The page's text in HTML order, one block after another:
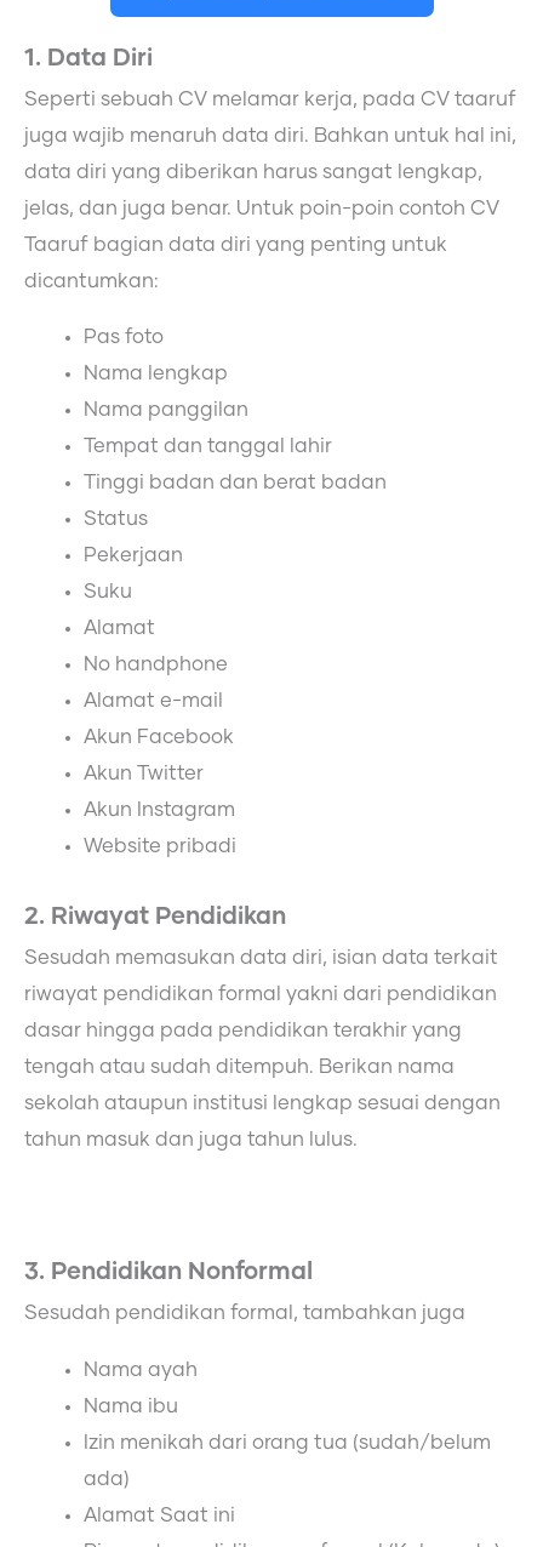
1. Data Diri
Seperti sebuah CV melamar kerja, pada CV taaruf
juga wajib menaruh data diri. Bahkan untuk hal ini,
data diri yang diberikan harus sangat lengkap,
jelas, dan juga benar. Untuk poin-poin contoh CV
Taaruf bagian data diri yang penting untuk
dicantumkan:
Pas foto
Nama lengkap
Nama panggilan
Tempat dan tanggal lahir
Tinggi badan dan berat badan
Status
Pekerjaan
Suku
Alamat
No handphone
Alamat e-mail
Akun Facebook
Akun Twitter
Akun Instagram
Website pribadi
2. Riwayat Pendidikan
Sesudah memasukan data diri, isian data terkait
riwayat pendidikan formal yakni dari pendidikan
dasar hingga pada pendidikan terakhir yang
tengah atau sudah ditempuh. Berikan nama
sekolah ataupun institusi lengkap sesuai dengan
tahun masuk dan juga tahun lulus.
3. Pendidikan Nonformal
Sesudah pendidikan formal, tambahkan juga
Nama ayah
Nama ibu
Izin menikah dari orang tua (sudah/belum
ada)
Alamat Saat ini